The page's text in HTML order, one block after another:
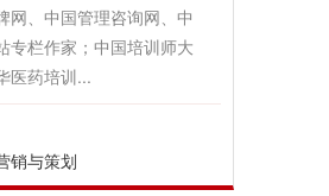
网、中国管理咨询网、中
专栏作家；中国培训师大
医药培训...
销与策划